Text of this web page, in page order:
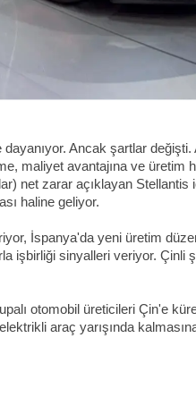
Ancak şartlar değişti.
maliyet avantajına ve üretim
net zarar açıklayan
haline geliyor.
İspanya'da yeni üretim
işbirliği sinyalleri veriyor. Çinli
otomobil üreticileri Çin'e
araç yarışında